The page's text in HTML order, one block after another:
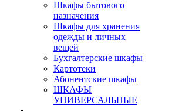
Шкафы бытового
назначения
Шкафы для хранения
одежды и личных
вещей
Бухгалтерские шкафы
Картотеки
Абонентские шкафы
ШКАФЫ
УНИВЕРСАЛЬНЫЕ